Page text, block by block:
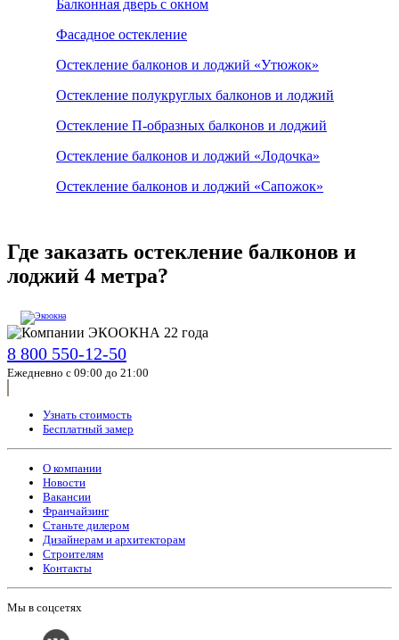
Балконная дверь с окном
Фасадное остекление
Остекление балконов и лоджий «Утюжок»
Остекление полукруглых балконов и лоджий
Остекление П-образных балконов и лоджий
Остекление балконов и лоджий «Лодочка»
Остекление балконов и лоджий «Сапожок»
Где заказать остекление балконов и
лоджий 4 метра?
8 800 550-12-50
Ежедневно с 09:00 до 21:00
Узнать стоимость
Бесплатный замер
О компании
Новости
Вакансии
Франчайзинг
Станьте дилером
Дизайнерам и архитекторам
Строителям
Контакты
Мы в соцсетях